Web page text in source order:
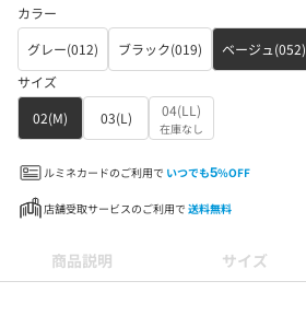
カラー
グレー(012)
ブラック(019)
ベージュ(052)
サイズ
02(M)
03(L) 04(LL)
在庫なし
ルミネカードのご利用で いつでも5%OFF
店舗受取サービスのご利用で 送料無料
商品説明 サイズ